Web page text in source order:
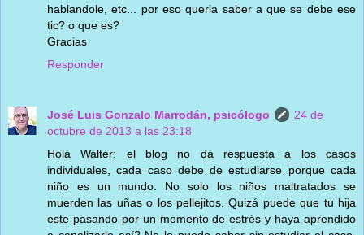
hablandole, etc... por eso queria saber a que se debe ese
tic? o que es?
Gracias
Responder
José Luis Gonzalo Marrodán, psicólogo
24 de
octubre de 2013 a las 23:18
Hola Walter: el blog no da respuesta a los casos
individuales, cada caso debe de estudiarse porque cada
niño es un mundo. No solo los niños maltratados se
muerden las uñas o los pellejitos. Quizá puede que tu hija
este pasando por un momento de estrés y haya aprendido